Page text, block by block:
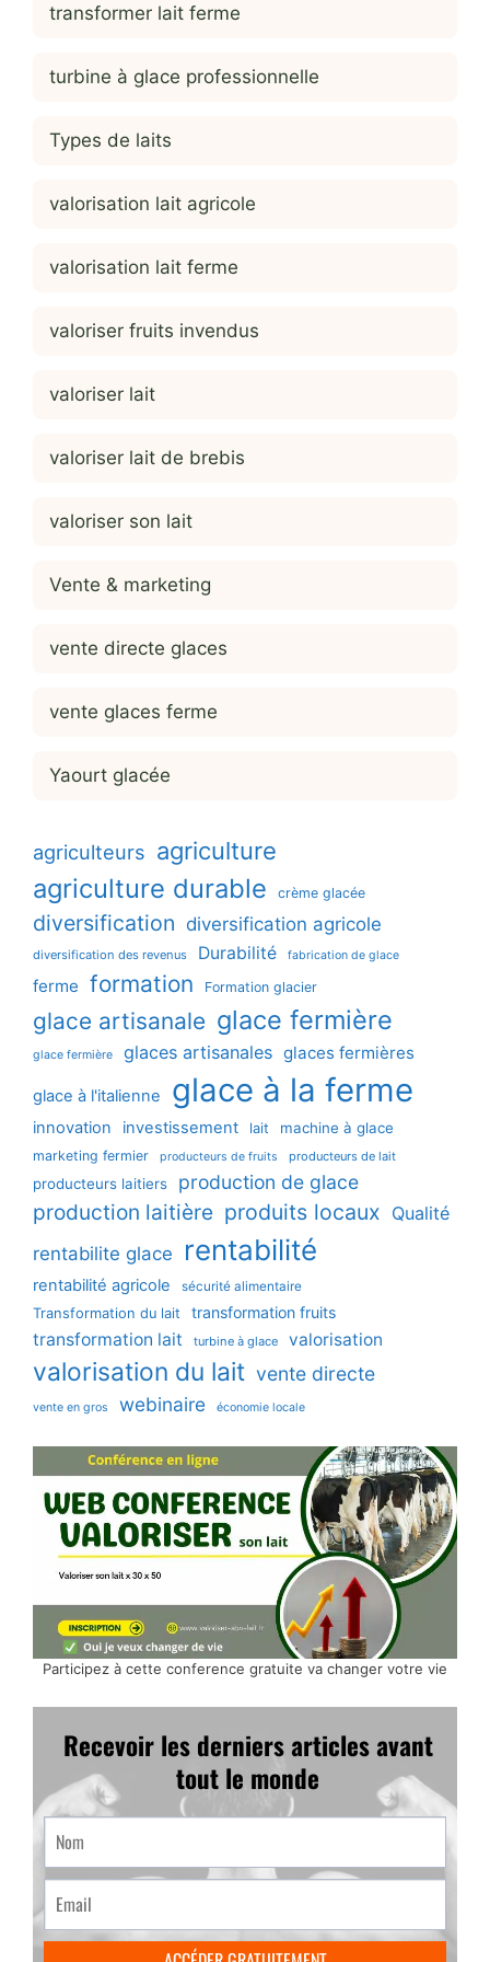
transformer lait ferme
turbine à glace professionnelle
Types de laits
valorisation lait agricole
valorisation lait ferme
valoriser fruits invendus
valoriser lait
valoriser lait de brebis
valoriser son lait
Vente & marketing
vente directe glaces
vente glaces ferme
Yaourt glacée
agriculteurs agriculture
agriculture durable crème glacée
diversification diversification agricole
diversification des revenus Durabilité fabrication de glace
ferme formation Formation glacier
glace artisanale glace fermière
glace fermière glaces artisanales glaces fermières
glace à l'italienne glace à la ferme
innovation investissement lait machine à glace
marketing fermier producteurs de fruits producteurs de lait
producteurs laitiers production de glace
production laitière produits locaux Qualité
rentabilite glace
rentabilité
rentabilité agricole sécurité alimentaire
Transformation du lait transformation fruits
transformation lait turbine à glace valorisation
valorisation du lait vente directe
vente en gros webinaire économie locale
Participez à cette conference gratuite va changer votre vie